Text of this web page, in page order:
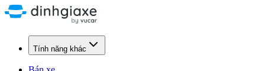
Tính năng khác